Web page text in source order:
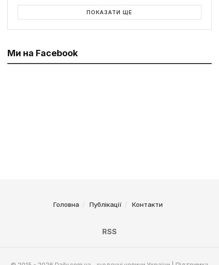
ПОКАЗАТИ ЩЕ
Ми на Facebook
Головна Публікації Контакти
RSS